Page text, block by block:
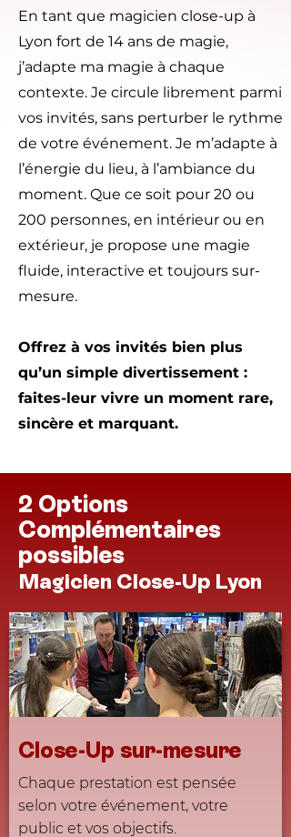
En tant que magicien close-up à
Lyon fort de 14 ans de magie,
j’adapte ma magie à chaque
contexte. Je circule librement parmi
vos invités, sans perturber le rythme
de votre événement. Je m’adapte à
l’énergie du lieu, à l’ambiance du
moment. Que ce soit pour 20 ou
200 personnes, en intérieur ou en
extérieur, je propose une magie
fluide, interactive et toujours sur-
mesure.
Offrez à vos invités bien plus
qu’un simple divertissement :
faites-leur vivre un moment rare,
sincère et marquant.
2 Options
Complémentaires
possibles
Magicien Close-Up Lyon
Close-Up sur-mesure
Chaque prestation est pensée
selon votre événement, votre
public et vos objectifs.